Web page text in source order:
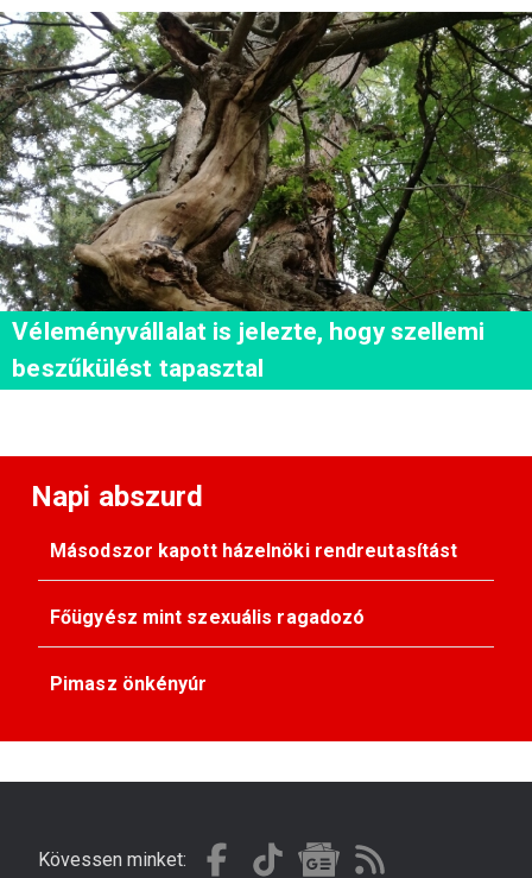
Véleményvállalat is jelezte, hogy szellemi
beszűkülést tapasztal
Napi abszurd
Másodszor kapott házelnöki rendreutasítást
Főügyész mint szexuális ragadozó
Pimasz önkényúr
Kövessen minket: